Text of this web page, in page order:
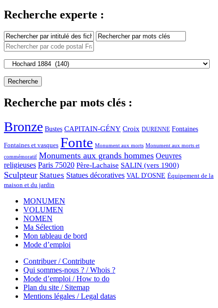
Recherche experte :
Recherche par mots clés :
Bronze Bustes CAPITAIN-GÉNY Croix DURENNE Fontaines
Fontaines et vasques Fonte Monument aux morts Monument aux morts et
commémoratif Monuments aux grands hommes Oeuvres
religieuses Paris 75020 Père-Lachaise SALIN (vers 1900)
Sculpteur Statues Statues décoratives VAL D'OSNE Équipement de la
maison et du jardin
MONUMEN
VOLUMEN
NOMEN
Ma Sélection
Mon tableau de bord
Mode d’emploi
Contribuer / Contribute
Qui sommes-nous ? / Whois ?
Mode d’emploi / How to do
Plan du site / Sitemap
Mentions légales / Legal datas